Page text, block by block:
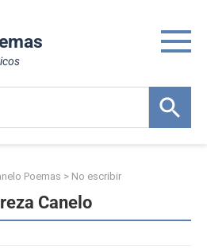
Poemas > No escribir
Canelo